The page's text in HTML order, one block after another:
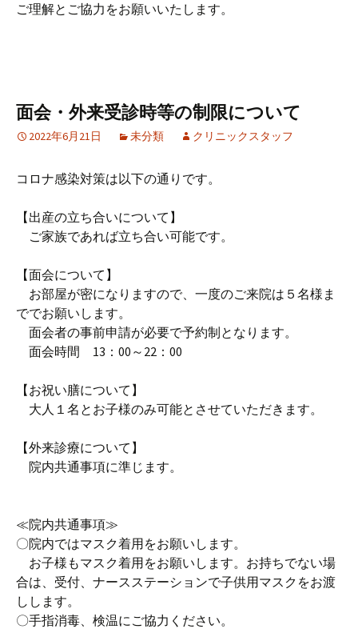
ご理解とご協力をお願いいたします。
面会・外来受診時等の制限について
2022年6月21日 未分類 クリニックスタッフ
コロナ感染対策は以下の通りです。
【出産の立ち合いについて】
ご家族であれば立ち合い可能です。
【面会について】
お部屋が密になりますので、一度のご来院は５名様ま
ででお願いします。
面会者の事前申請が必要で予約制となります。
面会時間 13：00～22：00
【お祝い膳について】
大人１名とお子様のみ可能とさせていただきます。
【外来診療について】
院内共通事項に準じます。
≪院内共通事項≫
〇院内ではマスク着用をお願いします。
お子様もマスク着用をお願いします。お持ちでない場
合は、受付、ナースステーションで子供用マスクをお渡
しします。
〇手指消毒、検温にご協力ください。